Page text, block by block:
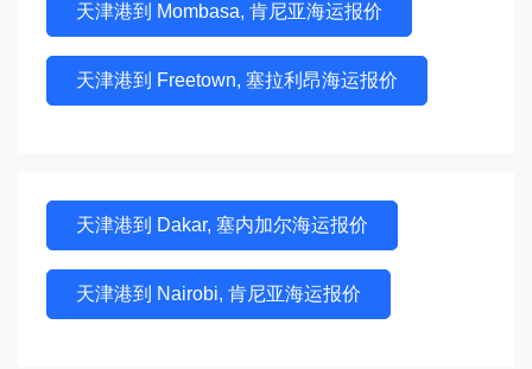
天津港到 Mombasa, 肯尼亚海运报价
天津港到 Freetown, 塞拉利昂海运报价
天津港到 Dakar, 塞内加尔海运报价
天津港到 Nairobi, 肯尼亚海运报价